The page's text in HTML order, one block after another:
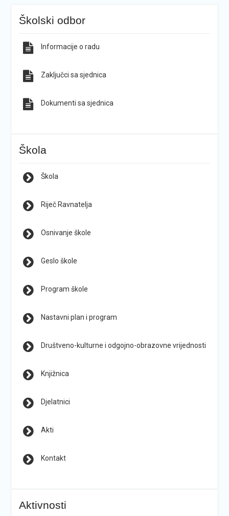
Školski odbor
Informacije o radu
Zaključci sa sjednica
Dokumenti sa sjednica
Škola
Škola
Riječ Ravnatelja
Osnivanje škole
Geslo škole
Program škole
Nastavni plan i program
Društveno-kulturne i odgojno-obrazovne vrijednosti
Knjižnica
Djelatnici
Akti
Kontakt
Aktivnosti